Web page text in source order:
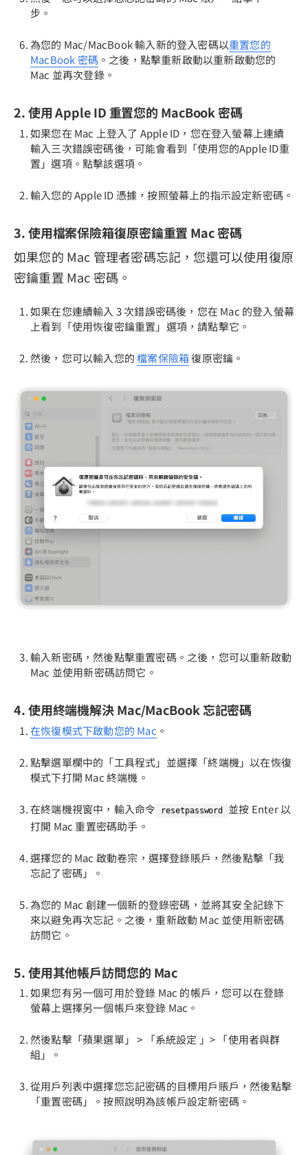
步。
為您的 Mac/MacBook 輸入新的登入密碼以重置您的
MacBook 密碼 。之後，點擊重新啟動以重新啟動您的
Mac 並再次登錄。
2. 使用 Apple ID 重置您的 MacBook 密碼
如果您在 Mac 上登入了 Apple ID，您在登入螢幕上連續
輸入三次錯誤密碼後，可能會看到「使用您的Apple ID重
置」選項。點擊該選項。
輸入您的 Apple ID 憑據，按照螢幕上的指示設定新密碼。
3. 使用檔案保險箱復原密鑰重置 Mac 密碼
如果您的 Mac 管理者密碼忘記，您還可以使用復原
密鑰重置 Mac 密碼。
如果在您連續輸入 3 次錯誤密碼後，您在 Mac 的登入螢幕
上看到「使用恢復密鑰重置」選項，請點擊它。
然後，您可以輸入您的檔案保險箱復原密鑰。
輸入新密碼，然後點擊重置密碼。之後，您可以重新啟動
Mac 並使用新密碼訪問它。
4. 使用終端機解決 Mac/MacBook 忘記密碼
在恢復模式下啟動您的 Mac 。
點擊選單欄中的「工具程式」並選擇「終端機」以在恢復
模式下打開 Mac 終端機。
在終端機視窗中，輸入命令 resetpassword
並按 Enter 以
打開 Mac 重置密碼助手。
選擇您的 Mac 啟動卷宗，選擇登錄賬戶，然後點擊「我
忘記了密碼」。
為您的 Mac 創建一個新的登錄密碼，並將其安全記錄下
來以避免再次忘記。之後，重新啟動 Mac 並使用新密碼
訪問它。
5. 使用其他帳戶訪問您的 Mac
如果您有另一個可用於登錄 Mac 的帳戶，您可以在登錄
螢幕上選擇另一個帳戶來登錄 Mac。
然後點擊「蘋果選單」 > 「系統設定 」> 「使用者與群
組」。
從用戶列表中選擇您忘記密碼的目標用戶賬戶，然後點擊
「重置密碼」。按照說明為該帳戶設定新密碼。